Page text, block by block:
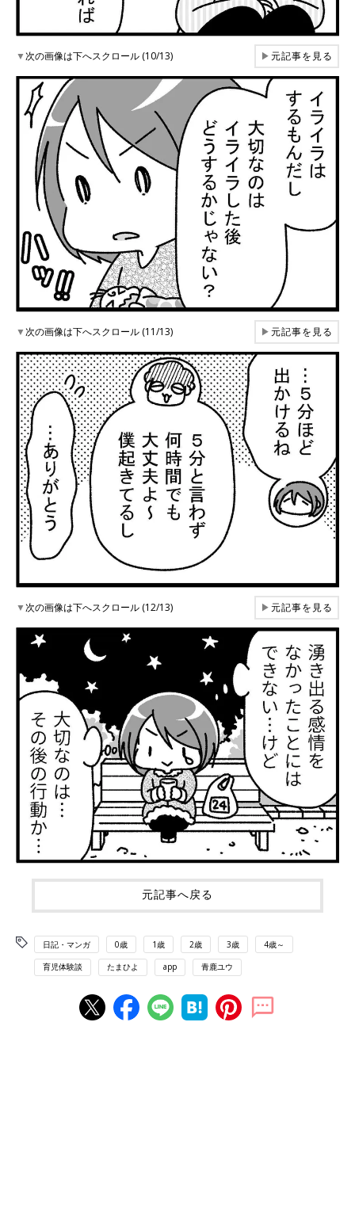
▼次の画像は下へスクロール (10/13) ▶元記事を見る
▼次の画像は下へスクロール (11/13) ▶元記事を見る
▼次の画像は下へスクロール (12/13) ▶元記事を見る
元記事へ戻る
日記・マンガ 0歳 1歳 2歳 3歳 4歳～
育児体験談 たまひよ app 青鹿ユウ